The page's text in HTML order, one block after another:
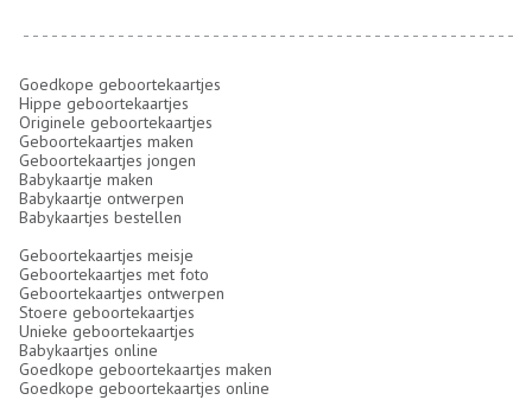
Goedkope geboortekaartjes
Hippe geboortekaartjes
Originele geboortekaartjes
Geboortekaartjes maken
Geboortekaartjes jongen
Babykaartje maken
Babykaartje ontwerpen
Babykaartjes bestellen
Geboortekaartjes meisje
Geboortekaartjes met foto
Geboortekaartjes ontwerpen
Stoere geboortekaartjes
Unieke geboortekaartjes
Babykaartjes online
Goedkope geboortekaartjes maken
Goedkope geboortekaartjes online